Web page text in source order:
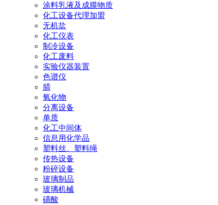
涂料乳液及成膜物质
化工设备代理加盟
无机盐
化工仪表
制冷设备
化工废料
实验仪器装置
色谱仪
腈
氧化物
分离设备
单质
化工中间体
信息用化学品
塑料丝、塑料绳
传热设备
粉碎设备
玻璃制品
玻璃机械
磺酸